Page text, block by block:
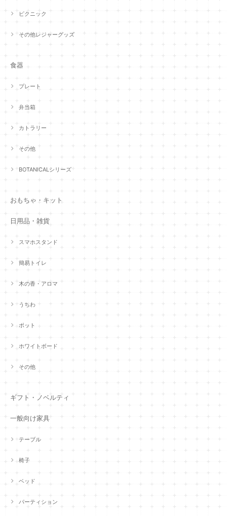
ピクニック
その他レジャーグッズ
食器
プレート
弁当箱
カトラリー
その他
BOTANICALシリーズ
おもちゃ・キット
日用品・雑貨
スマホスタンド
簡易トイレ
木の香・アロマ
うちわ
ポット
ホワイトボード
その他
ギフト・ノベルティ
一般向け家具
テーブル
椅子
ベッド
パーティション